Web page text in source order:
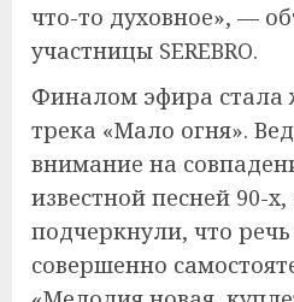
что-то духовное», —
участницы SEREBRO.
Финалом эфира стала
трека «Мало огня».
внимание на
известной песней 90-
подчеркнули, что
совершенно